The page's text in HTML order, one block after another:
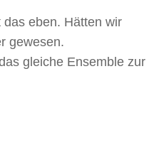
eben. Hätten wir
gewesen.
gleiche Ensemble zur